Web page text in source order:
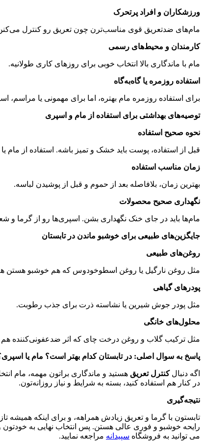
ورزشکاران و افراد پرتحرک
مام‌های ضدتعریق قوی مناسب‌ترن چون تعریق رو کنترل
کارمندان و محیط‌های رسمی
مام با ماندگاری بالا انتخاب خوبی برای روزهای کاری طولانیه.
استفاده روزمره یا گاه‌به‌گاه
برای استفاده روزمره مام بهتره، اما برای مهمونی یا مراسم،
توصیه‌های بهداشتی برای استفاده از مام و اسپری
نحوه صحیح استفاده
قبل از استفاده، پوست باید خشک و تمیز باشه. استفاده از
زمان مناسب استفاده
بهترین زمان، بلافاصله بعد از حموم و قبل از پوشیدن لباسه.
نگهداری صحیح محصولات
مام‌ها باید در جای خنک نگهداری بشن. اسپری‌ها رو از گرما و
جایگزین‌های طبیعی برای خوشبو ماندن در تابستان
روغن‌های طبیعی
مثل روغن نارگیل یا روغن اسطوخودوس که هم خوشبو هستن
پودرهای گیاهی
مثل پودر جوش شیرین یا نشاسته ذرت برای جذب رطوبت.
محلول‌های خانگی
مثل ترکیب گلاب و روغن درخت چای که اثر ضدعفونی‌کننده هم
پاسخ به سوال اصلی: در تابستان کدام بهتر است؟ مام یا
اگه دنبالکنترل تعریق هستید و ماندگاری براتون مهمه، مام
در کنار هم استفاده کنید، بسته به شرایط و نیاز روزانه‌تون.
نتیجه‌گیری
تابستون با گرما و تعریق زیادش همراهه، و برای اینکه
رایحه خوشبو و فوری عالی هستن. پس انتخاب نهایی به
می توانید به فروشگاه سپیدانه مراجعه نمایید.